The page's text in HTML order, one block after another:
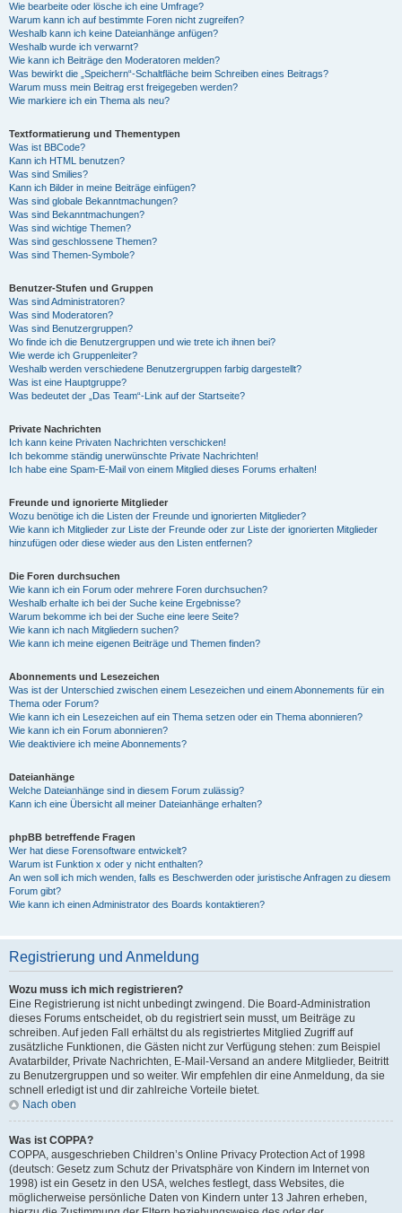
Wie bearbeite oder lösche ich eine Umfrage?
Warum kann ich auf bestimmte Foren nicht zugreifen?
Weshalb kann ich keine Dateianhänge anfügen?
Weshalb wurde ich verwarnt?
Wie kann ich Beiträge den Moderatoren melden?
Was bewirkt die „Speichern“-Schaltfläche beim Schreiben eines Beitrags?
Warum muss mein Beitrag erst freigegeben werden?
Wie markiere ich ein Thema als neu?
Textformatierung und Thementypen
Was ist BBCode?
Kann ich HTML benutzen?
Was sind Smilies?
Kann ich Bilder in meine Beiträge einfügen?
Was sind globale Bekanntmachungen?
Was sind Bekanntmachungen?
Was sind wichtige Themen?
Was sind geschlossene Themen?
Was sind Themen-Symbole?
Benutzer-Stufen und Gruppen
Was sind Administratoren?
Was sind Moderatoren?
Was sind Benutzergruppen?
Wo finde ich die Benutzergruppen und wie trete ich ihnen bei?
Wie werde ich Gruppenleiter?
Weshalb werden verschiedene Benutzergruppen farbig dargestellt?
Was ist eine Hauptgruppe?
Was bedeutet der „Das Team“-Link auf der Startseite?
Private Nachrichten
Ich kann keine Privaten Nachrichten verschicken!
Ich bekomme ständig unerwünschte Private Nachrichten!
Ich habe eine Spam-E-Mail von einem Mitglied dieses Forums erhalten!
Freunde und ignorierte Mitglieder
Wozu benötige ich die Listen der Freunde und ignorierten Mitglieder?
Wie kann ich Mitglieder zur Liste der Freunde oder zur Liste der ignorierten Mitglieder
hinzufügen oder diese wieder aus den Listen entfernen?
Die Foren durchsuchen
Wie kann ich ein Forum oder mehrere Foren durchsuchen?
Weshalb erhalte ich bei der Suche keine Ergebnisse?
Warum bekomme ich bei der Suche eine leere Seite?
Wie kann ich nach Mitgliedern suchen?
Wie kann ich meine eigenen Beiträge und Themen finden?
Abonnements und Lesezeichen
Was ist der Unterschied zwischen einem Lesezeichen und einem Abonnements für ein
Thema oder Forum?
Wie kann ich ein Lesezeichen auf ein Thema setzen oder ein Thema abonnieren?
Wie kann ich ein Forum abonnieren?
Wie deaktiviere ich meine Abonnements?
Dateianhänge
Welche Dateianhänge sind in diesem Forum zulässig?
Kann ich eine Übersicht all meiner Dateianhänge erhalten?
phpBB betreffende Fragen
Wer hat diese Forensoftware entwickelt?
Warum ist Funktion x oder y nicht enthalten?
An wen soll ich mich wenden, falls es Beschwerden oder juristische Anfragen zu diesem
Forum gibt?
Wie kann ich einen Administrator des Boards kontaktieren?
Registrierung und Anmeldung
Wozu muss ich mich registrieren?
Eine Registrierung ist nicht unbedingt zwingend. Die Board-Administration
dieses Forums entscheidet, ob du registriert sein musst, um Beiträge zu
schreiben. Auf jeden Fall erhältst du als registriertes Mitglied Zugriff auf
zusätzliche Funktionen, die Gästen nicht zur Verfügung stehen: zum Beispiel
Avatarbilder, Private Nachrichten, E-Mail-Versand an andere Mitglieder, Beitritt
zu Benutzergruppen und so weiter. Wir empfehlen dir eine Anmeldung, da sie
schnell erledigt ist und dir zahlreiche Vorteile bietet.
Nach oben
Was ist COPPA?
COPPA, ausgeschrieben Children’s Online Privacy Protection Act of 1998
(deutsch: Gesetz zum Schutz der Privatsphäre von Kindern im Internet von
1998) ist ein Gesetz in den USA, welches festlegt, dass Websites, die
möglicherweise persönliche Daten von Kindern unter 13 Jahren erheben,